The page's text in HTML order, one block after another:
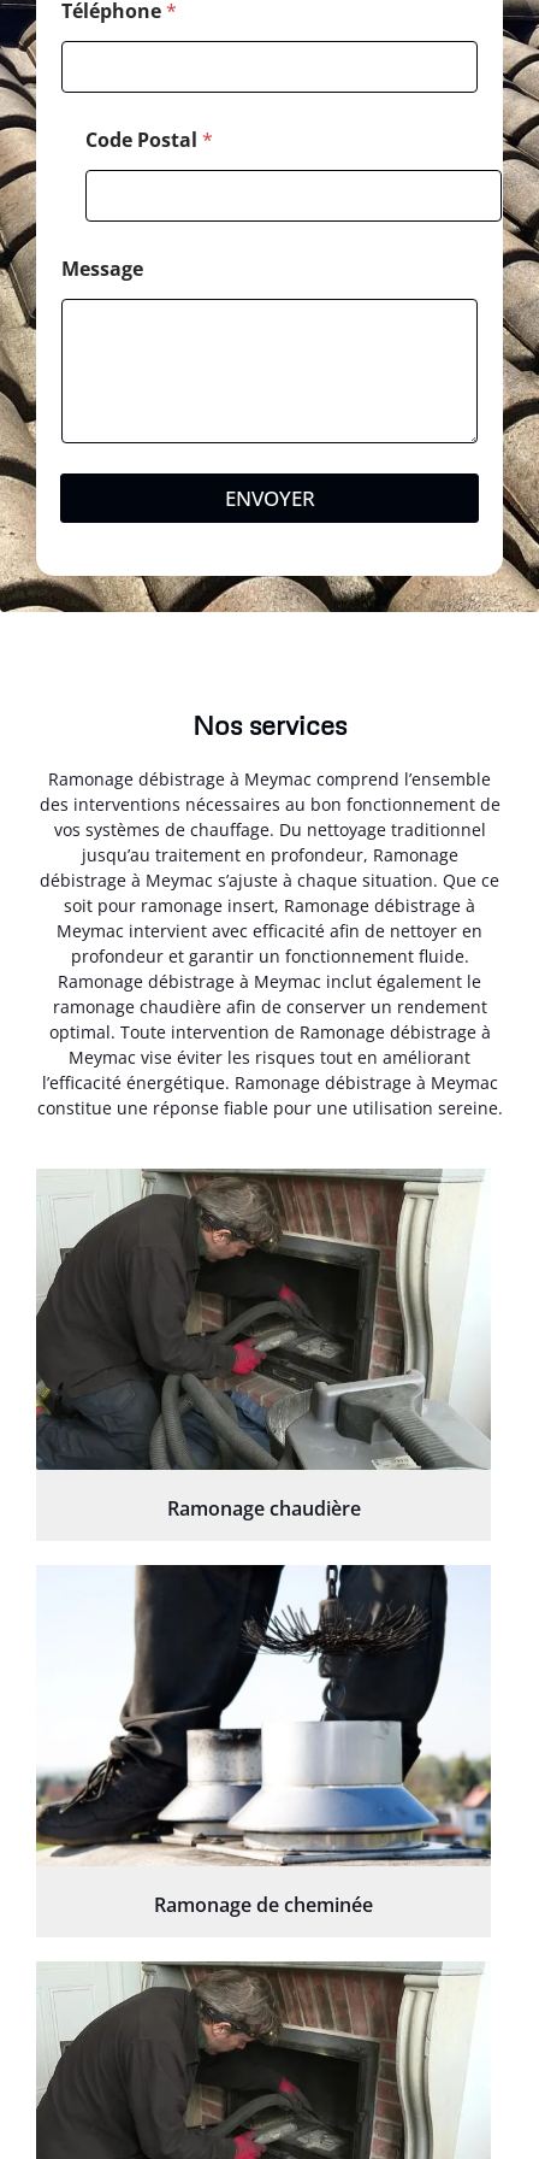
d
Téléphone*
Code Postal *
Message
ENVOYER
Nos services
Ramonage débistrage à Meymac comprend l’ensemble
des interventions nécessaires au bon fonctionnement de
vos systèmes de chauffage. Du nettoyage traditionnel
jusqu’au traitement en profondeur, Ramonage
débistrage à Meymac s’ajuste à chaque situation. Que ce
soit pour ramonage insert, Ramonage débistrage à
Meymac intervient avec efficacité afin de nettoyer en
profondeur et garantir un fonctionnement fluide.
Ramonage débistrage à Meymac inclut également le
ramonage chaudière afin de conserver un rendement
optimal. Toute intervention de Ramonage débistrage à
Meymac vise éviter les risques tout en améliorant
l’efficacité énergétique. Ramonage débistrage à Meymac
constitue une réponse fiable pour une utilisation sereine.
Ramonage chaudière
Ramonage de cheminée